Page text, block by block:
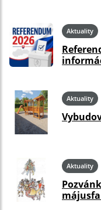
Aktuality
Aktuality
Aktuality